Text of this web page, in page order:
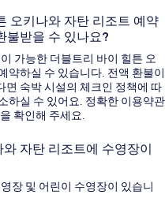
오키나와 자탄 리조트 예약
불받을 수 있나요?
가능한 더블트리 바이 힐튼 오
약하실 수 있습니다. 전액 환불이
면 숙박 시설의 체크인 정책에 따
하실 수 있어요. 정확한 이용약관
확인해 주세요.
자탄 리조트에 수영장이
장 및 어린이 수영장이 있습니